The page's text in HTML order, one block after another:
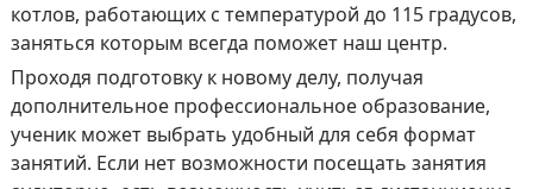
котлов, работающих с температурой до 115 градусов,
заняться которым всегда поможет наш центр.
Проходя подготовку к новому делу, получая
дополнительное профессиональное образование,
ученик может выбрать удобный для себя формат
занятий. Если нет возможности посещать занятия